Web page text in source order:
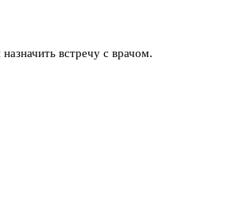
встречу с врачом.